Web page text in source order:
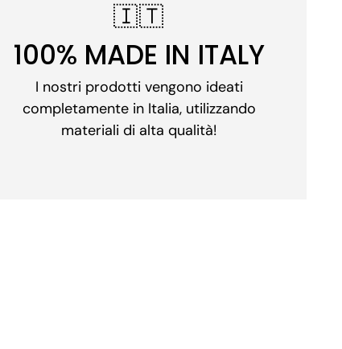
🇮🇹
100% MADE IN ITALY
I nostri prodotti vengono ideati
completamente in Italia, utilizzando
materiali di alta qualità!